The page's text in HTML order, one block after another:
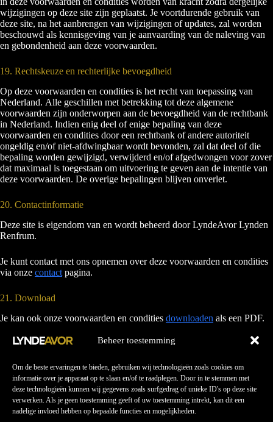
Beheer toestemming
Om de beste ervaringen te bieden, gebruiken wij technologieën zoals cookies om
informatie over je apparaat op te slaan en/of te raadplegen. Door in te stemmen met
deze technologieën kunnen wij gegevens zoals surfgedrag of unieke ID's op deze site
verwerken. Als je geen toestemming geeft of uw toestemming intrekt, kan dit een
nadelige invloed hebben op bepaalde functies en mogelijkheden.
wijzigingen op deze site zijn geplaatst. Je voortdurende gebruik van
deze site, na het aanbrengen van wijzigingen of updates, zal worden
beschouwd als kennisgeving van je aanvaarding van de naleving van
en gebondenheid aan deze voorwaarden.
19. Rechtskeuze en rechterlijke bevoegdheid
Op deze voorwaarden en condities is het recht van toepassing van
Nederland. Alle geschillen met betrekking tot deze algemene
voorwaarden zijn onderworpen aan de bevoegdheid van de rechtbank
in Nederland. Indien enig deel of enige bepaling van deze
voorwaarden en condities door een rechtbank of andere autoriteit
ongeldig en/of niet-afdwingbaar wordt bevonden, zal dat deel of die
bepaling worden gewijzigd, verwijderd en/of afgedwongen voor zover
dat maximaal is toegestaan om uitvoering te geven aan de intentie van
deze voorwaarden. De overige bepalingen blijven onverlet.
20. Contactinformatie
Deze site is eigendom van en wordt beheerd door LyndeAvor Lynden
Renfrum.
Je kunt contact met ons opnemen over deze voorwaarden en condities
via onze contact pagina.
21. Download
Je kan ook onze voorwaarden en condities downloaden als een PDF.